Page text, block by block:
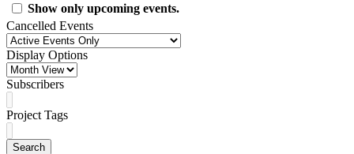
Show only upcoming events.
Cancelled Events
Display Options
Subscribers
Project Tags
Search